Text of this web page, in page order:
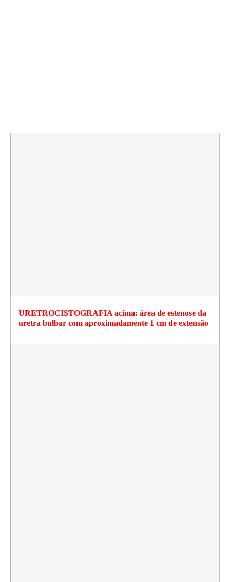
URETROCISTOGRAFIA acima: área de estenose da
uretra bulbar com aproximadamente 1 cm de extensão